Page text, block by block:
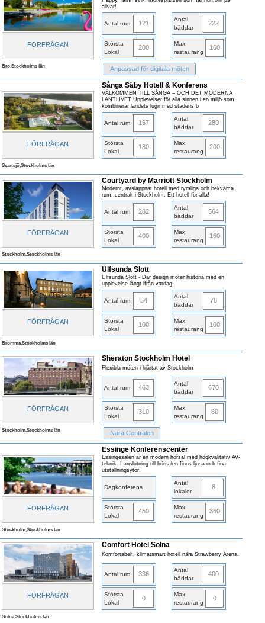
FÖRFRÅGAN
allvar!
Antal rum 121
Antal
bäddar
222
Största
Lokal
200
Max
restaurang
160
Bro,Stockholms län Anpassad för digitala möten
FÖRFRÅGAN
Sånga Säby Hotell & Konferens
VÄLKOMMEN TILL SÅNGA – OCH DET MODERNA
LANTLIVET Upplevelser för alla sinnen i en miljö som
kombinerar landets lugn med stadens b
Antal rum 167
Antal
bäddar
280
Största
Lokal
180
Max
restaurang
200
Svartsjö,Stockholms län
FÖRFRÅGAN
Courtyard by Marriott Stockholm
Modernt, avslappnat hotell med rymliga och bekväma
rum, centralt i Stockholm. Ett hotell för alla!
Antal rum 282
Antal
bäddar
564
Största
Lokal
400
Max
restaurang
160
Stockholm,Stockholms län
FÖRFRÅGAN
Ulfsunda Slott
Ulfsunda Slott - Där design möter historia med en
upplevelse långt ifrån vardag.
Antal rum 54
Antal
bäddar
78
Största
Lokal
100
Max
restaurang
100
Bromma,Stockholms län
FÖRFRÅGAN
Sheraton Stockholm Hotel
Flexibla möten i hjärtat av Stockholm
Antal rum 463
Antal
bäddar
670
Största
Lokal
310
Max
restaurang
80
Stockholm,Stockholms län Nära Centralen
FÖRFRÅGAN
Essinge Konferenscenter
Essingesalen är en modern hörsal med högkvalitativ AV-
teknik. I anslutning till hörsalen finns ljusa och fina
utställningsytor.
Dagkonferens
Antal
lokaler
8
Största
Lokal
450
Max
restaurang
360
Stockholm,Stockholms län
FÖRFRÅGAN
Comfort Hotel Solna
Komfortabelt, klimatsmart hotell nära Strawberry Arena.
Antal rum 336
Antal
bäddar
400
Största
Lokal
0
Max
restaurang
0
Solna,Stockholms län